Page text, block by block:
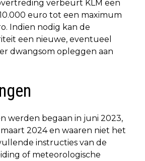
verbeurt KLM een
euro tot een maximum
Indien nodig kan de
een nieuwe, eventueel
dwangsom opleggen aan
werden begaan in juni 2023,
2024 en waaren niet het
instructies van de
of meteorologische